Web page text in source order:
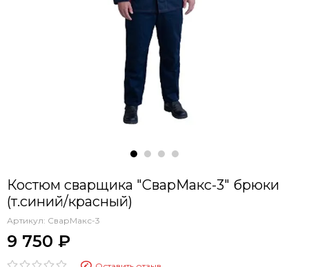
Костюм сварщика "СварМакс-3" брюки
(т.синий/красный)
Артикул: СварМакс-3
9 750 ₽